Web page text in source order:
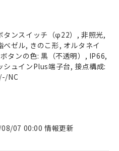
タンスイッチ（φ22）, 非照光,
ベゼル, きのこ形, オルタネイ
ボタンの色: 黒（不透明）, IP66,
シュインPlus端子台, 接点構成:
NC
07 00:00 情報更新